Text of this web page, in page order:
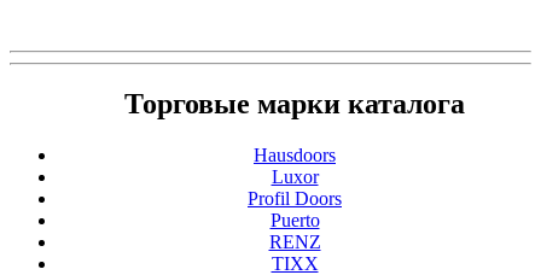
Торговые марки каталога
Hausdoors
Luxor
Profil Doors
Puerto
RENZ
TIXX